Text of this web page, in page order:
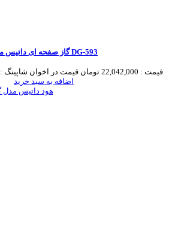
گاز صفحه ای داتیس مدل DG-593
قیمت : 22,042,000 تومان قیمت در اخوان شاپینگ :
اضافه به سبد خرید